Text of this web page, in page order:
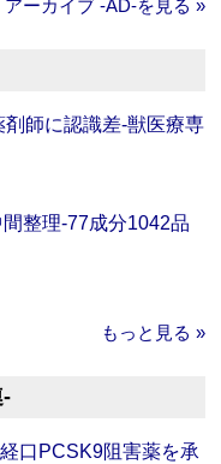
ーカイブ ‐AD‐を見る »
剤師に認識差‐獣医療専
整理‐77成分1042品
もっと見る »
口PCSK9阻害薬を承